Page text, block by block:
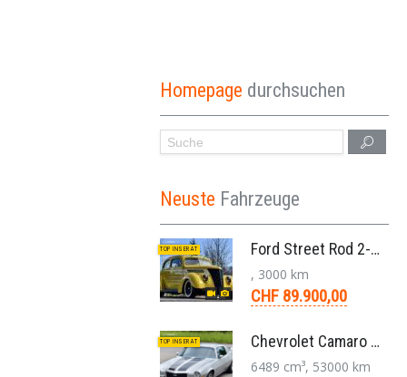
Homepage durchsuchen
Neuste Fahrzeuge
TOP INSERAT Ford Street Rod 2-Door V8 Aut. 1937
, 3000 km
CHF 89.900,00
TOP INSERAT Chevrolet Camaro SS 396 LS3 Coupe Aut. 1971
6489 cm³, 53000 km